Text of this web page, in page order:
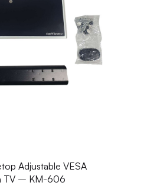
Adjustable VESA
TV – KM-606